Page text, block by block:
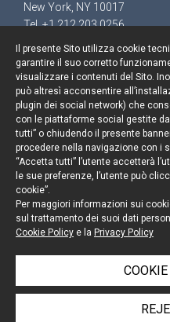
New York, NY 10017
Tel. +1 212 203 0256
Keep
© Portolano Cavallo
Il presente Sito utilizza cookie
garantire il suo corretto
visualizzare i contenuti del Sito.
può altresì acconsentire
plugin dei social network) che
con le piattaforme social gestite
tutti” o chiudendo il presente
procedere nella navigazione con i
“Accetta tutti” l’utente accetterà
le sue preferenze, l’utente può
cookie”.
Per maggiori informazioni sui
sul trattamento dei suoi dati
Cookie Policy e la Privacy Policy